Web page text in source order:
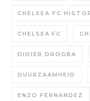
CHELSEA FC
CHELSEA FC
DIDIER DROGBA
DUURZAAMHEID
ENZO FERNANDEZ